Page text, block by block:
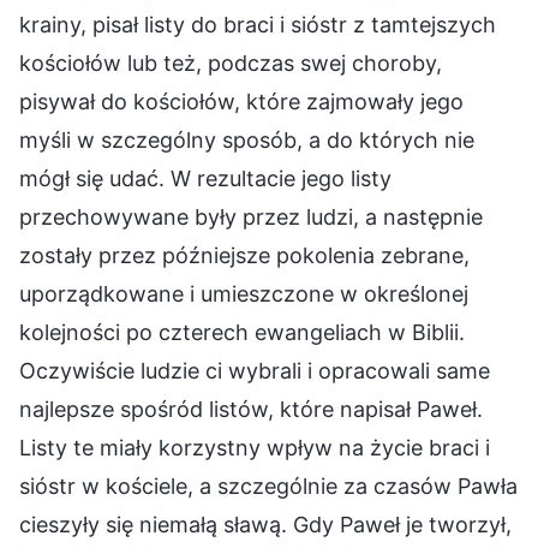
krainy, pisał listy do braci i sióstr z tamtejszych
kościołów lub też, podczas swej choroby,
pisywał do kościołów, które zajmowały jego
myśli w szczególny sposób, a do których nie
mógł się udać. W rezultacie jego listy
przechowywane były przez ludzi, a następnie
zostały przez późniejsze pokolenia zebrane,
uporządkowane i umieszczone w określonej
kolejności po czterech ewangeliach w Biblii.
Oczywiście ludzie ci wybrali i opracowali same
najlepsze spośród listów, które napisał Paweł.
Listy te miały korzystny wpływ na życie braci i
sióstr w kościele, a szczególnie za czasów Pawła
cieszyły się niemałą sławą. Gdy Paweł je tworzył,